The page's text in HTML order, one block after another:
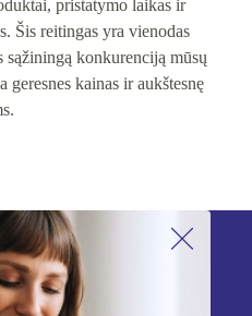
pristatymo laikas ir
Šis reitingas yra vienodas
sąžiningą konkurenciją mūsų
kainas ir aukštesnę
mūsų naujienlaiškį!
vieno pasiūlymo.